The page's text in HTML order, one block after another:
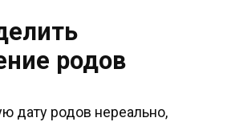
родов
дату родов нереально,